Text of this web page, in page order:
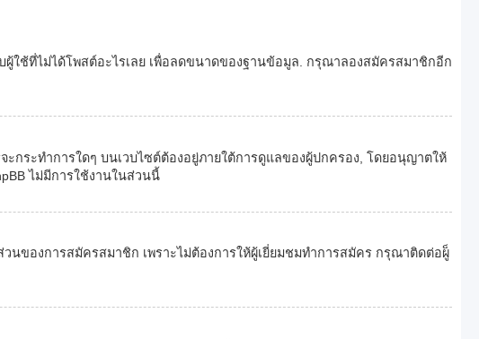
ใช้ที่ไม่ได้โพสต์อะไรเลย เพื่อลดขนาดของฐานข้อมูล. กรุณาลองสมัครสมาชิกอีก
ะกระทำการใดๆ บนเวบไซต์ต้องอยู่ภายใต้การดูแลของผู้ปกครอง, โดยอนุญาตให้
ไม่มีการใช้งานในส่วนนี้
นของการสมัครสมาชิก เพราะไม่ต้องการให้ผู้เยี่ยมชมทำการสมัคร กรุณาติดต่อผู็